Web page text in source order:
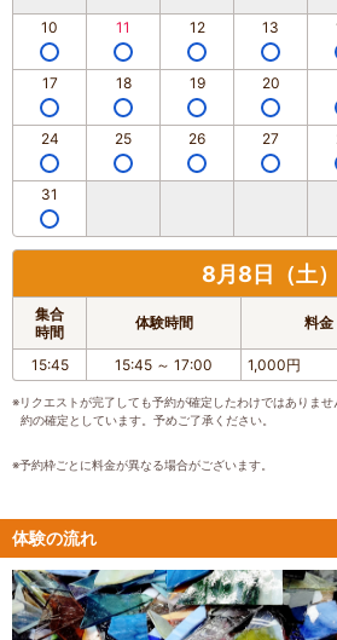
10 11 12 13
17 18 19 20
24 25 26 27
31
8月8日（土）
集合
時間
体験時間 料金
15:45 15:45 ～ 17:00 1,000円
※リクエストが完了しても予約が確定したわけではありま
約の確定としています。予めご了承ください。
※予約枠ごとに料金が異なる場合がございます。
体験の流れ